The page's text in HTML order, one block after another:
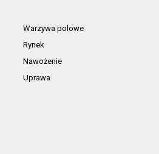
Warzywa polowe
Rynek
Nawożenie
Uprawa